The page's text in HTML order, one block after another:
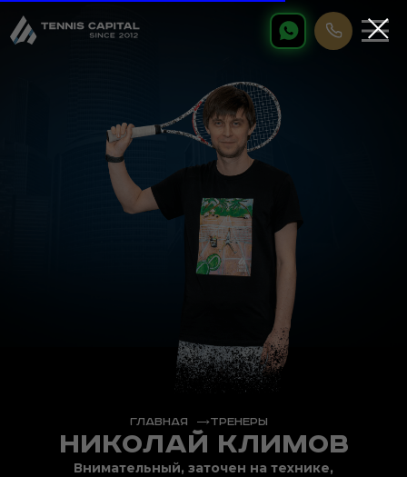
Главная Тренеры
Николай Климов
Внимательный, заточен на технике,